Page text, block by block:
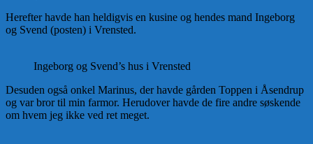
Herefter havde han heldigvis en kusine og hendes mand Ingeborg
og Svend (posten) i Vrensted.
Ingeborg og Svend’s hus i Vrensted
Desuden også onkel Marinus, der havde gården Toppen i Åsendrup
og var bror til min farmor. Herudover havde de fire andre søskende
om hvem jeg ikke ved ret meget.